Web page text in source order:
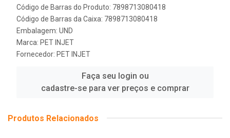
Código de Barras do Produto: 7898713080418
Código de Barras da Caixa: 7898713080418
Embalagem: UND
Marca: PET INJET
Fornecedor: PET INJET
Faça seu login ou
cadastre-se para ver preços e comprar
Produtos Relacionados